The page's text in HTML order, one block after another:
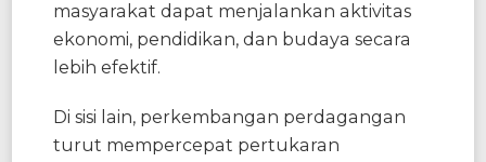
masyarakat dapat menjalankan aktivitas
ekonomi, pendidikan, dan budaya secara
lebih efektif.
Di sisi lain, perkembangan perdagangan
turut mempercepat pertukaran